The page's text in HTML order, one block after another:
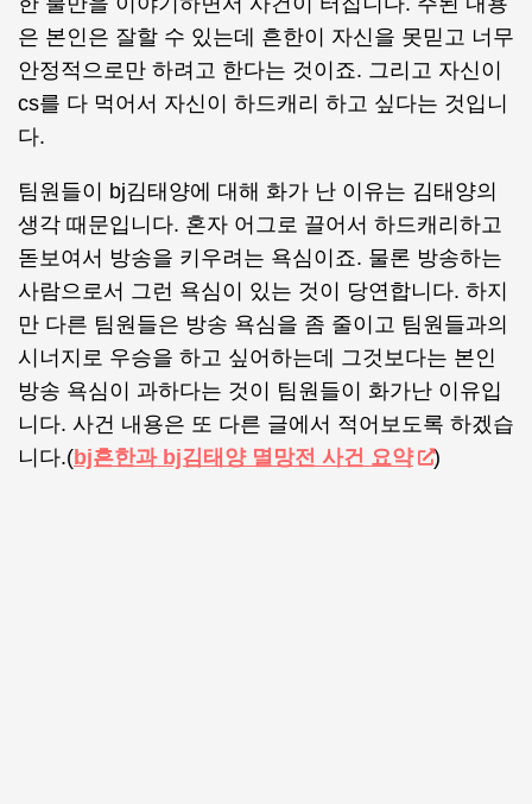
은 본인은 잘할 수 있는데 흔한이 자신을 못믿고 너무
안정적으로만 하려고 한다는 것이죠. 그리고 자신이
cs를 다 먹어서 자신이 하드캐리 하고 싶다는 것입니
다.
팀원들이 bj김태양에 대해 화가 난 이유는 김태양의
생각 때문입니다. 혼자 어그로 끌어서 하드캐리하고
돋보여서 방송을 키우려는 욕심이죠. 물론 방송하는
사람으로서 그런 욕심이 있는 것이 당연합니다. 하지
만 다른 팀원들은 방송 욕심을 좀 줄이고 팀원들과의
시너지로 우승을 하고 싶어하는데 그것보다는 본인
방송 욕심이 과하다는 것이 팀원들이 화가난 이유입
니다. 사건 내용은 또 다른 글에서 적어보도록 하겠습
니다.(bj흔한과 bj김태양 멸망전 사건 요약 )